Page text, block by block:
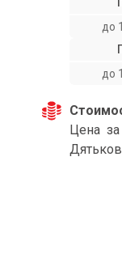
до
до
Цена